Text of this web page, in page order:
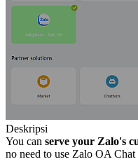
Deskripsi
You can serve your Zalo's
no need to use Zalo OA Chat